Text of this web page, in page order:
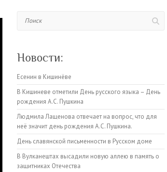
Новости:
Есенин в Кишинёве
В Кишиневе отметили День русского языка – День
рождения А.С. Пушкина
Людмила Лащенова отвечает на вопрос, что для
неё значит день рождения А.С. Пушкина.
День славянской письменности в Русском доме
В Вулканештах высадили новую аллею в память о
защитниках Отечества